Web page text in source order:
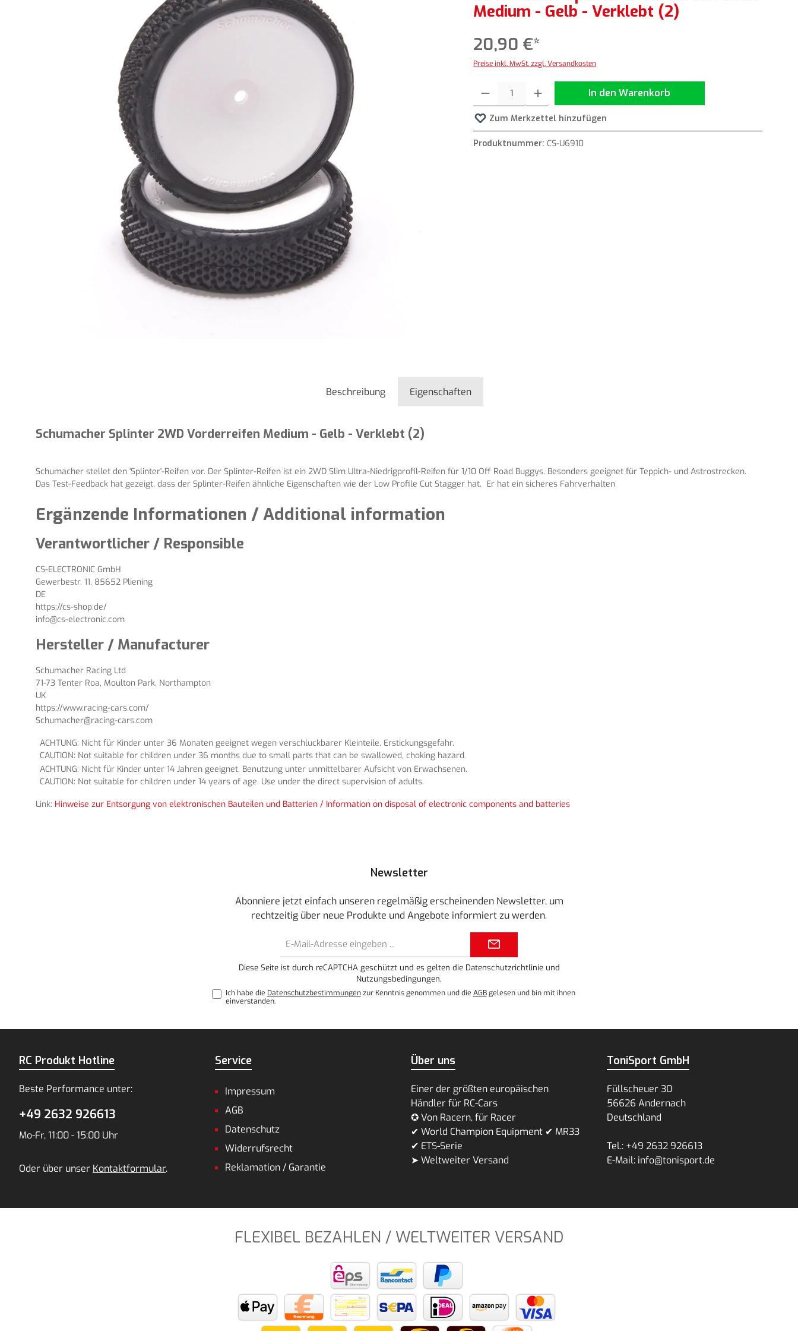
Medium - Gelb - Verklebt (2)
20,90 €*
Preise inkl. MwSt. zzgl. Versandkosten
In den Warenkorb
Zum Merkzettel hinzufügen
Produktnummer:CS-U6910
Beschreibung Eigenschaften
Schumacher Splinter 2WD Vorderreifen Medium - Gelb - Verklebt (2)
Schumacher stellet den 'Splinter'-Reifen vor. Der Splinter-Reifen ist ein 2WD Slim Ultra-Niedrigprofil-Reifen für 1/10 Off Road Buggys. Besonders geeignet für Teppich- und Astrostrecken.
Das Test-Feedback hat gezeigt, dass der Splinter-Reifen ähnliche Eigenschaften wie der Low Profile Cut Stagger hat. Er hat ein sicheres Fahrverhalten
Ergänzende Informationen / Additional information
Verantwortlicher / Responsible
CS-ELECTRONIC GmbH
Gewerbestr. 11, 85652 Pliening
DE
https://cs-shop.de/
info@cs-electronic.com
Hersteller / Manufacturer
Schumacher Racing Ltd
71-73 Tenter Roa, Moulton Park, Northampton
UK
https://www.racing-cars.com/
Schumacher@racing-cars.com
ACHTUNG: Nicht für Kinder unter 36 Monaten geeignet wegen verschluckbarer Kleinteile, Erstickungsgefahr.
CAUTION: Not suitable for children under 36 months due to small parts that can be swallowed, choking hazard.
ACHTUNG: Nicht für Kinder unter 14 Jahren geeignet. Benutzung unter unmittelbarer Aufsicht von Erwachsenen.
CAUTION: Not suitable for children under 14 years of age. Use under the direct supervision of adults.
Link: Hinweise zur Entsorgung von elektronischen Bauteilen und Batterien / Information on disposal of electronic components and batteries
Newsletter
Abonniere jetzt einfach unseren regelmäßig erscheinenden Newsletter, um
rechtzeitig über neue Produkte und Angebote informiert zu werden.
Mail-
Diese Seite ist durch reCAPTCHA geschützt und es gelten die Datenschutzrichtlinieund
Nutzungsbedingungen.
Ich habe die Datenschutzbestimmungenzur Kenntnis genommen und die AGBgelesen und bin mit ihnen
einverstanden.
RC Produkt Hotline
Beste Performance unter:
+49 2632 926613
Mo-Fr, 11:00 - 15:00 Uhr
Oder über unser Kontaktformular.
Service
Impressum
AGB
Datenschutz
Widerrufsrecht
Reklamation / Garantie
Über uns
Einer der größten europäischen
Händler für RC-Cars
✪ Von Racern, für Racer
✔ World Champion Equipment ✔ MR33
✔ ETS-Serie
➤ Weltweiter Versand
ToniSport GmbH
Füllscheuer 30
56626 Andernach
Deutschland
Tel.: +49 2632 926613
E-Mail: info@tonisport.de
FLEXIBEL BEZAHLEN / WELTWEITER VERSAND